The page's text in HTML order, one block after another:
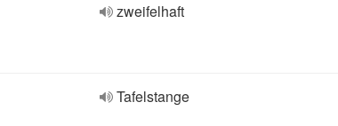
zweifelhaft
Tafelstange